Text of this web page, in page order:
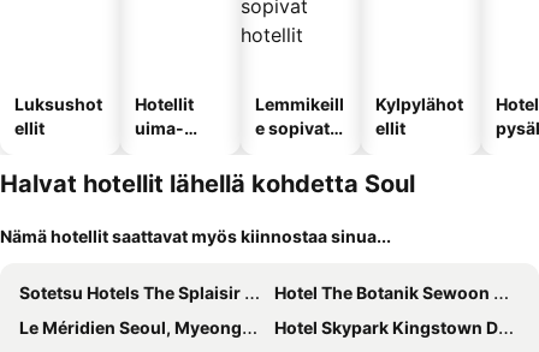
Luksushot
ellit
Hotellit
uima-
Lemmikeill
e sopivat
Kylpylähot
ellit
Halvat hotellit lähellä kohdetta Soul
Nämä hotellit saattavat myös kiinnostaa sinua...
Sotetsu Hotels The Splaisir Seoul Myeongdong
Hotel The Botanik Sewoon Myeongdong
Le Méridien Seoul, Myeongdong
Hotel Skypark Kingstown Dongdaemun